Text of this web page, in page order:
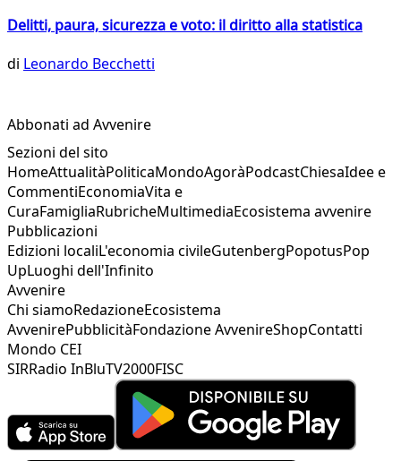
Delitti, paura, sicurezza e voto: il diritto alla statistica
di Leonardo Becchetti
Abbonati ad Avvenire
Sezioni del sito
HomeAttualitàPoliticaMondoAgoràPodcastChiesaIdee e
CommentiEconomiaVita e
CuraFamigliaRubricheMultimediaEcosistema avvenire
Pubblicazioni
Edizioni localiL'economia civileGutenbergPopotusPop
UpLuoghi dell'Infinito
Avvenire
Chi siamoRedazioneEcosistema
AvvenirePubblicitàFondazione AvvenireShopContatti
Mondo CEI
SIRRadio InBluTV2000FISC